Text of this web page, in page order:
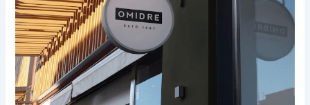
Box
Menarik
untuk
Branding
Usaha